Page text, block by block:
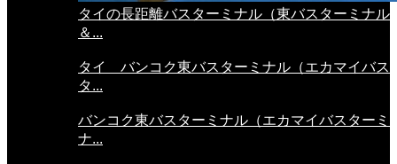
タイの長距離バスターミナル（東バスターミナル
＆...
タイ バンコク東バスターミナル（エカマイバス
タ...
バンコク東バスターミナル（エカマイバスターミ
ナ...